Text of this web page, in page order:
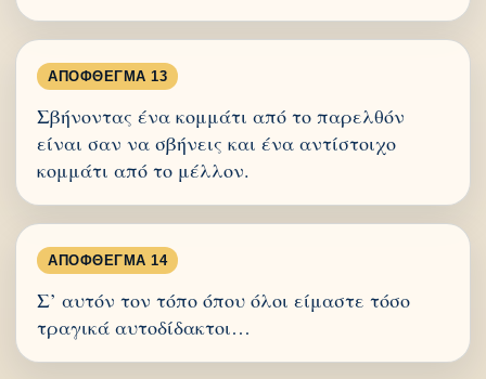
ΑΠΌΦΘΕΓΜΑ 13
Σβήνοντας ένα κομμάτι από το παρελθόν
είναι σαν να σβήνεις και ένα αντίστοιχο
κομμάτι από το μέλλον.
ΑΠΌΦΘΕΓΜΑ 14
Σ’ αυτόν τον τόπο όπου όλοι είμαστε τόσο
τραγικά αυτοδίδακτοι…